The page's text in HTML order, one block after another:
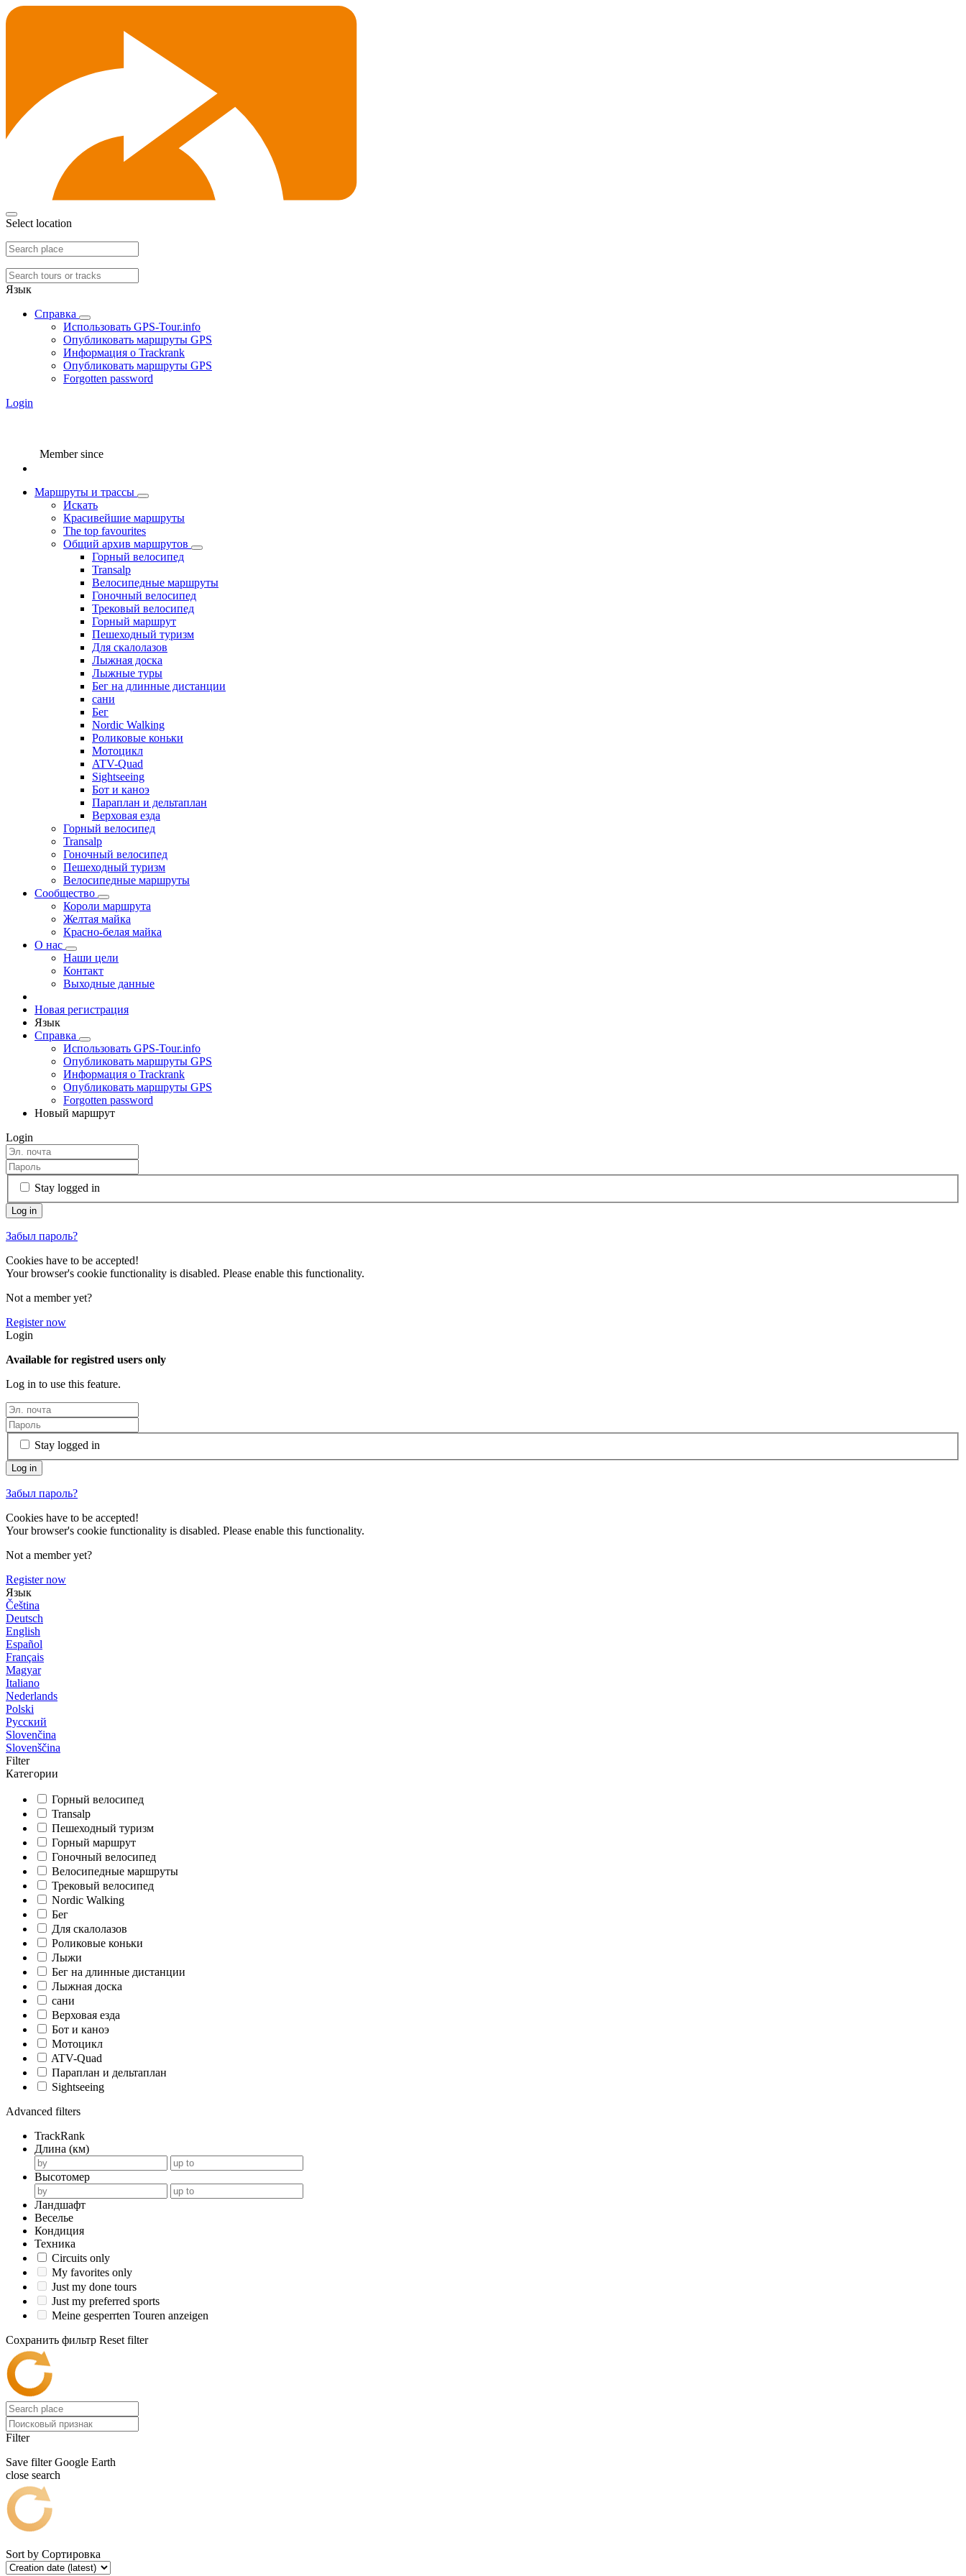
Select location
Язык
Справка
Использовать GPS-Tour.info
Опубликовать маршруты GPS
Информация о Trackrank
Опубликовать маршруты GPS
Forgotten password
Login
Member since
Маршруты и трассы
Искать
Красивейшие маршруты
The top favourites
Общий архив маршрутов
Горный велосипед
Transalp
Велосипедные маршруты
Гоночный велосипед
Трековый велосипед
Горный маршрут
Пешеходный туризм
Для скалолазов
Лыжная доска
Лыжные туры
Бег на длинные дистанции
сани
Бег
Nordic Walking
Роликовые коньки
Мотоцикл
ATV-Quad
Sightseeing
Бот и каноэ
Параплан и дельтаплан
Верховая езда
Горный велосипед
Transalp
Гоночный велосипед
Пешеходный туризм
Велосипедные маршруты
Сообщество
Короли маршрута
Желтая майка
Красно-белая майка
О нас
Наши цели
Контакт
Выходные данные
Новая регистрация
Язык
Справка
Использовать GPS-Tour.info
Опубликовать маршруты GPS
Информация о Trackrank
Опубликовать маршруты GPS
Forgotten password
Новый маршрут
Login
Stay logged in
Забыл пароль?
Cookies have to be accepted!
Your browser's cookie functionality is disabled. Please enable this functionality.
Not a member yet?
Register now
Login
Available for registred users only
Log in to use this feature.
Stay logged in
Забыл пароль?
Cookies have to be accepted!
Your browser's cookie functionality is disabled. Please enable this functionality.
Not a member yet?
Register now
Язык
Čeština
Deutsch
English
Español
Français
Magyar
Italiano
Nederlands
Polski
Русский
Slovenčina
Slovenščina
Filter
Категории
Горный велосипед
Transalp
Пешеходный туризм
Горный маршрут
Гоночный велосипед
Велосипедные маршруты
Трековый велосипед
Nordic Walking
Бег
Для скалолазов
Роликовые коньки
Лыжи
Бег на длинные дистанции
Лыжная доска
сани
Верховая езда
Бот и каноэ
Мотоцикл
ATV-Quad
Параплан и дельтаплан
Sightseeing
Advanced filters
TrackRank
Длина (км)
Высотомер
Ландшафт
Веселье
Кондиция
Техника
Circuits only
My favorites only
Just my done tours
Just my preferred sports
Meine gesperrten Touren anzeigen
Сохранить фильтр Reset filter
Filter
Save filter Google Earth
close search
Sort by Сортировка